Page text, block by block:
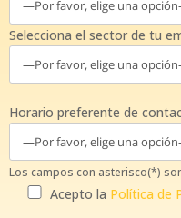
Selecciona el sector de tu
Horario preferente de
Los campos con asterisco(*)
Acepto la Política de